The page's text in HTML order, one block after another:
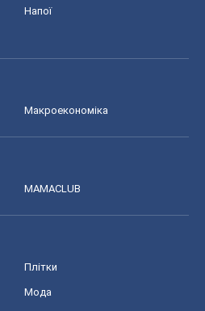
Напої
Макроекономіка
MAMACLUB
Плітки
Мода